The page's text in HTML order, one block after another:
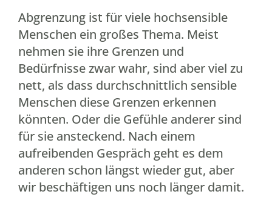
Abgrenzung ist für viele hochsensible
Menschen ein großes Thema. Meist
nehmen sie ihre Grenzen und
Bedürfnisse zwar wahr, sind aber viel zu
nett, als dass durchschnittlich sensible
Menschen diese Grenzen erkennen
könnten. Oder die Gefühle anderer sind
für sie ansteckend. Nach einem
aufreibenden Gespräch geht es dem
anderen schon längst wieder gut, aber
wir beschäftigen uns noch länger damit.